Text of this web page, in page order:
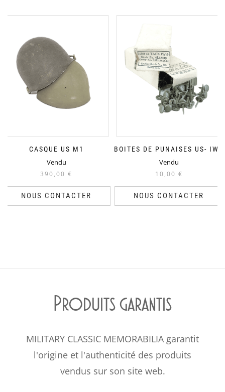
CASQUE US M1
Vendu
390,00 €
NOUS CONTACTER
BOITES DE PUNAISES US- IW9
Vendu
10,00 €
NOUS CONTACTER
Produits garantis
MILITARY CLASSIC MEMORABILIA garantit
l'origine et l'authenticité des produits
vendus sur son site web.